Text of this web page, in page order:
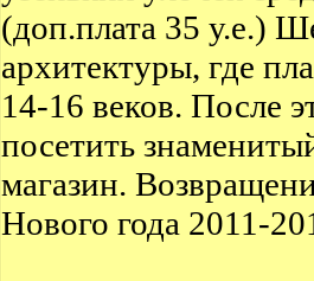
(доп.плата 35 у.е.)
архитектуры, где
14-16 веков. После
посетить
магазин.
Нового года 2011-